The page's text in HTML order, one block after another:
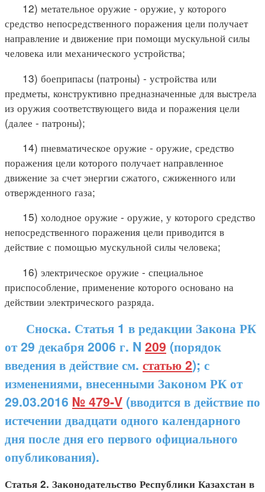
12) метательное оружие - оружие, у которого
средство непосредственного поражения цели получает
направление и движение при помощи мускульной силы
человека или механического устройства;
13) боеприпасы (патроны) - устройства или
предметы, конструктивно предназначенные для выстрела
из оружия соответствующего вида и поражения цели
(далее - патроны);
14) пневматическое оружие - оружие, средство
поражения цели которого получает направленное
движение за счет энергии сжатого, сжиженного или
отвержденного газа;
15) холодное оружие - оружие, у которого средство
непосредственного поражения цели приводится в
действие с помощью мускульной силы человека;
16) электрическое оружие - специальное
приспособление, применение которого основано на
действии электрического разряда.
Сноска. Статья 1 в редакции Закона РК
от 29 декабря 2006 г. N 209 (порядок
введения в действие см. статью 2); с
изменениями, внесенными Законом РК от
29.03.2016 № 479-V (вводится в действие по
истечении двадцати одного календарного
дня после дня его первого официального
опубликования).
Статья 2. Законодательство Республики Казахстан в